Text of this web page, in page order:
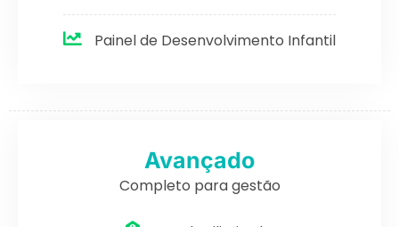
Painel de Desenvolvimento Infantil
Avançado
Completo para gestão